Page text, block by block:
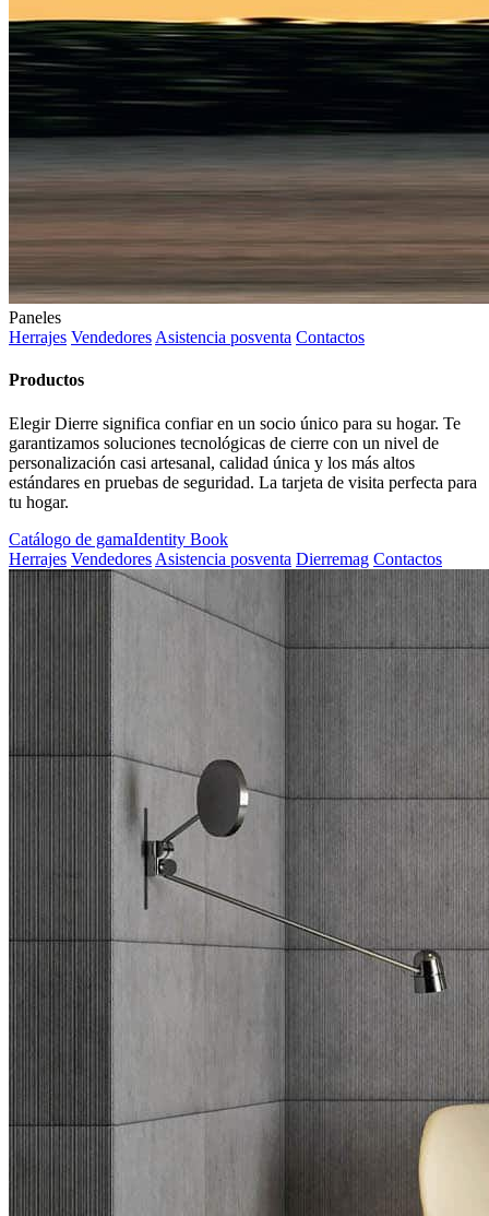
Paneles
Herrajes Vendedores Asistencia posventa Contactos
Productos
Elegir Dierre significa confiar en un socio único para su hogar. Te
garantizamos soluciones tecnológicas de cierre con un nivel de
personalización casi artesanal, calidad única y los más altos
estándares en pruebas de seguridad. La tarjeta de visita perfecta para
tu hogar.
Catálogo de gamaIdentity Book
Herrajes Vendedores Asistencia posventa Dierremag Contactos